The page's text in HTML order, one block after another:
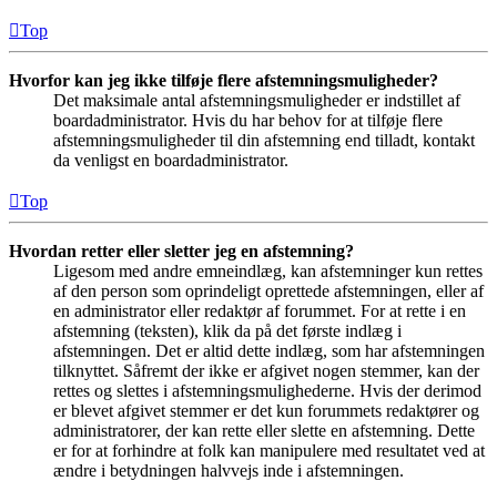
Top
Hvorfor kan jeg ikke tilføje flere afstemningsmuligheder?
Det maksimale antal afstemningsmuligheder er indstillet af
boardadministrator. Hvis du har behov for at tilføje flere
afstemningsmuligheder til din afstemning end tilladt, kontakt
da venligst en boardadministrator.
Top
Hvordan retter eller sletter jeg en afstemning?
Ligesom med andre emneindlæg, kan afstemninger kun rettes
af den person som oprindeligt oprettede afstemningen, eller af
en administrator eller redaktør af forummet. For at rette i en
afstemning (teksten), klik da på det første indlæg i
afstemningen. Det er altid dette indlæg, som har afstemningen
tilknyttet. Såfremt der ikke er afgivet nogen stemmer, kan der
rettes og slettes i afstemningsmulighederne. Hvis der derimod
er blevet afgivet stemmer er det kun forummets redaktører og
administratorer, der kan rette eller slette en afstemning. Dette
er for at forhindre at folk kan manipulere med resultatet ved at
ændre i betydningen halvvejs inde i afstemningen.